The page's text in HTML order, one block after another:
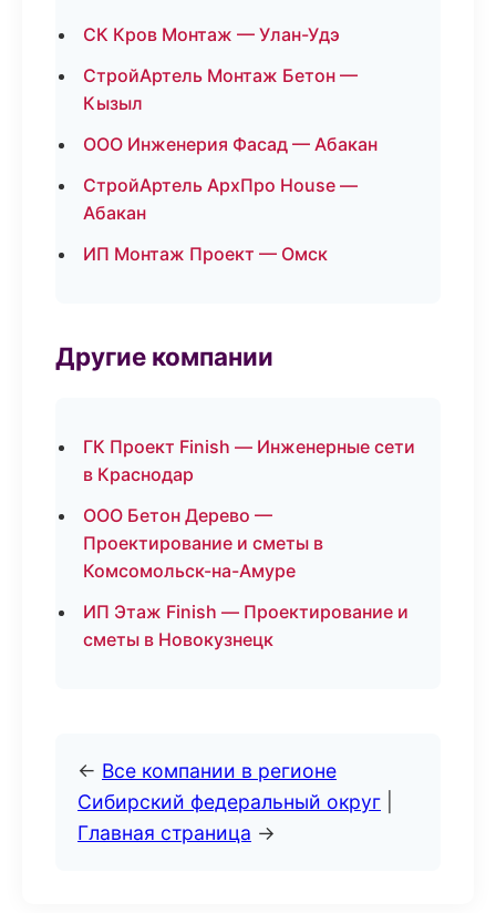
СК Кров Монтаж — Улан-Удэ
СтройАртель Монтаж Бетон —
Кызыл
ООО Инженерия Фасад — Абакан
СтройАртель АрхПро House —
Абакан
ИП Монтаж Проект — Омск
Другие компании
ГК Проект Finish — Инженерные сети
в Краснодар
ООО Бетон Дерево —
Проектирование и сметы в
Комсомольск-на-Амуре
ИП Этаж Finish — Проектирование и
сметы в Новокузнецк
← Все компании в регионе
Сибирский федеральный округ
Главная страница →